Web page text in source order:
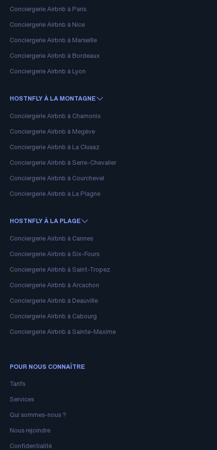
Conciergerie Airbnb à Paris
Conciergerie Airbnb à Nice
Conciergerie Airbnb à Marseille
Conciergerie Airbnb à Bordeaux
Conciergerie Airbnb à Lyon
HOSTNFLY À LA MONTAGNE
Conciergerie Airbnb à Chamonix
Conciergerie Airbnb à Megève
Conciergerie Airbnb à La Clusaz
Conciergerie Airbnb à Serre-Chevalier
Conciergerie Airbnb à Courchevel
Conciergerie Airbnb à La Plagne
HOSTNFLY À LA PLAGE
Conciergerie Airbnb à Cannes
Conciergerie Airbnb à Six-Fours
Conciergerie Airbnb à Saint-Tropez
Conciergerie Airbnb à Arcachon
Conciergerie Airbnb à Deauville
Conciergerie Airbnb à Cabourg
Conciergerie Airbnb à Sainte-Maxime
POUR NOUS CONNAÎTRE
Tarifs
Services
Qui sommes-nous ?
Nous rejoindre
Confidentialité